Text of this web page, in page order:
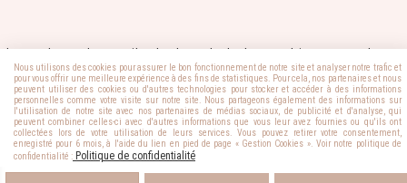
le contenu de ce site, textes et photographies ne sont pas
libre de droit. Photos : EV Photographie, Sandrine Luminet,
Manon Dupuis, Make a li, Elolivia Studio.
Livraison Réunion, Outre-
Nous utilisons des cookies pour assurer le bon fonctionnement de notre site et analyser notre trafic et
pour vous offrir une meilleure expérience à des fins de statistiques. Pour cela, nos partenaires et nous
peuvent utiliser des cookies ou d'autres technologies pour stocker et accéder à des informations
personnelles comme votre visite sur notre site. Nous partageons également des informations sur
l'utilisation de notre site avec nos partenaires de médias sociaux, de publicité et d'analyse, qui
peuvent combiner celles-ci avec d'autres informations que vous leur avez fournies ou qu'ils ont
collectées lors de votre utilisation de leurs services. Vous pouvez retirer votre consentement,
enregistré pour 6 mois, à l'aide du lien en pied de page « Gestion Cookies ». Voir notre politique de
confidentialité : Politique de confidentialité